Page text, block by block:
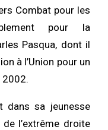
Combat pour les
pour la
Pasqua, dont il
à l’Union pour un
2002.
dans sa jeunesse
l’extrême droite